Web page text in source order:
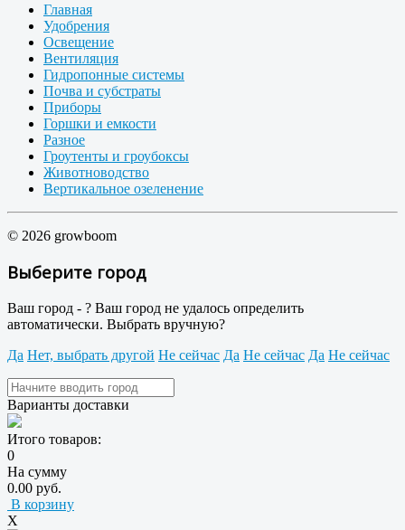
Главная
Удобрения
Освещение
Вентиляция
Гидропонные системы
Почва и субстраты
Приборы
Горшки и емкости
Разное
Гроутенты и гроубоксы
Животноводство
Вертикальное озеленение
© 2026 growboom
Выберите город
Ваш город - ? Ваш город не удалось определить
автоматически. Выбрать вручную?
Да Нет, выбрать другой Не сейчас Да Не сейчас Да Не сейчас
Варианты доставки
Итого товаров:
0
На сумму
0.00 руб.
В корзину
X